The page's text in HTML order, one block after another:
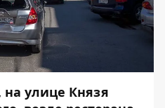
на улице Князя